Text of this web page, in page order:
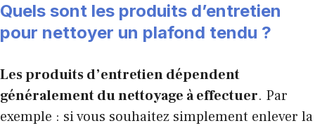
Quels sont les produits d’entretien
pour nettoyer un plafond tendu ?
Les produits d’entretien dépendent
généralement du nettoyage à effectuer. Par
exemple : si vous souhaitez simplement enlever la